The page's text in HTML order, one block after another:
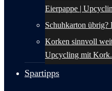
Eierpappe |
Schuhkarton übrig?
Korken sinnvoll
Upcycling mit Kork.
Spartipps